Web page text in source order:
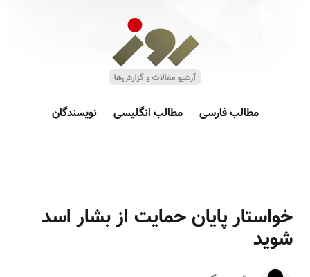
مطالب فارسی مطالب انگلیسی نویسندگان
خواستار پایان حمایت از بشار اسد
شوید